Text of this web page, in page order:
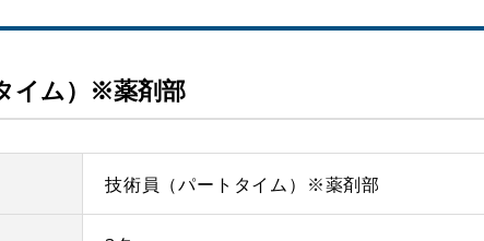
イム）※薬剤部
技術員（パートタイム）※薬剤部